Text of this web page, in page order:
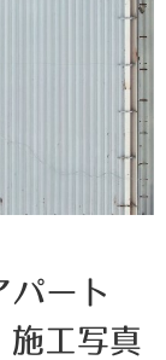
パート
工写真